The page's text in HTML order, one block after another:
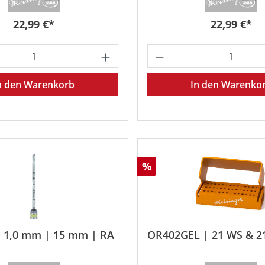
Wert ein oder benutze die
Regulärer Preis:
22,99 €*
Anzahl: Gib den gewünschten Wert
den Warenkorb
Regulärer
22,99 €*
Produkt Anzahl:
In den
mm | 15 mm | RA
Rabatt
%
OR402GEL | 21 WS &